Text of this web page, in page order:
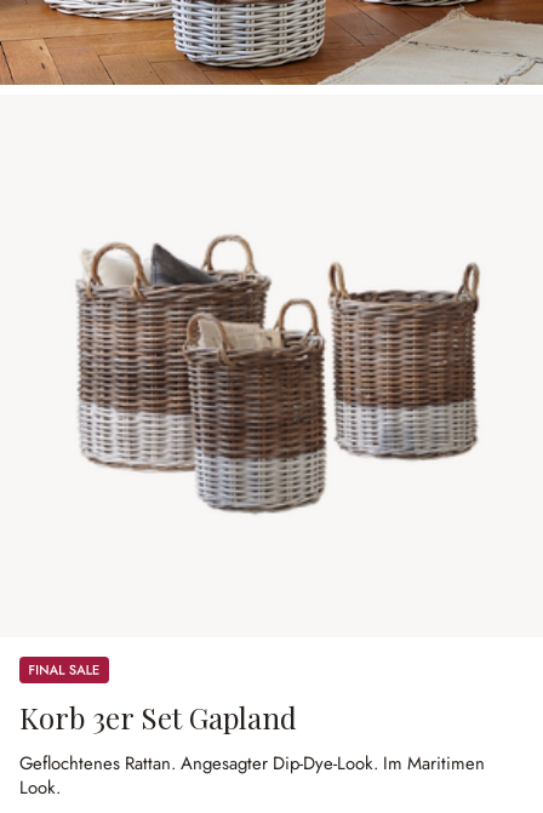
Sale
Korb 3er Set Gapland
Geflochtenes Rattan. Angesagter Dip-Dye-Look. Im Maritimen
Look.